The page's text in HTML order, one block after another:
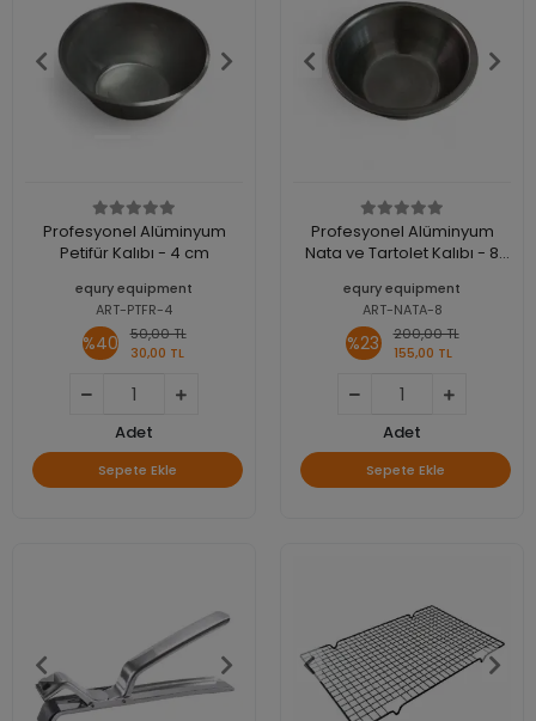
Profesyonel Alüminyum
Petifür Kalıbı - 4 cm
equry equipment
ART-PTFR-4
%40
50,00 TL
30,00 TL
Adet
Sepete Ekle
Profesyonel Alüminyum
Nata ve Tartolet Kalıbı - 8
equry equipment
ART-NATA-8
%23
200,00 TL
155,00 TL
Adet
Sepete Ekle